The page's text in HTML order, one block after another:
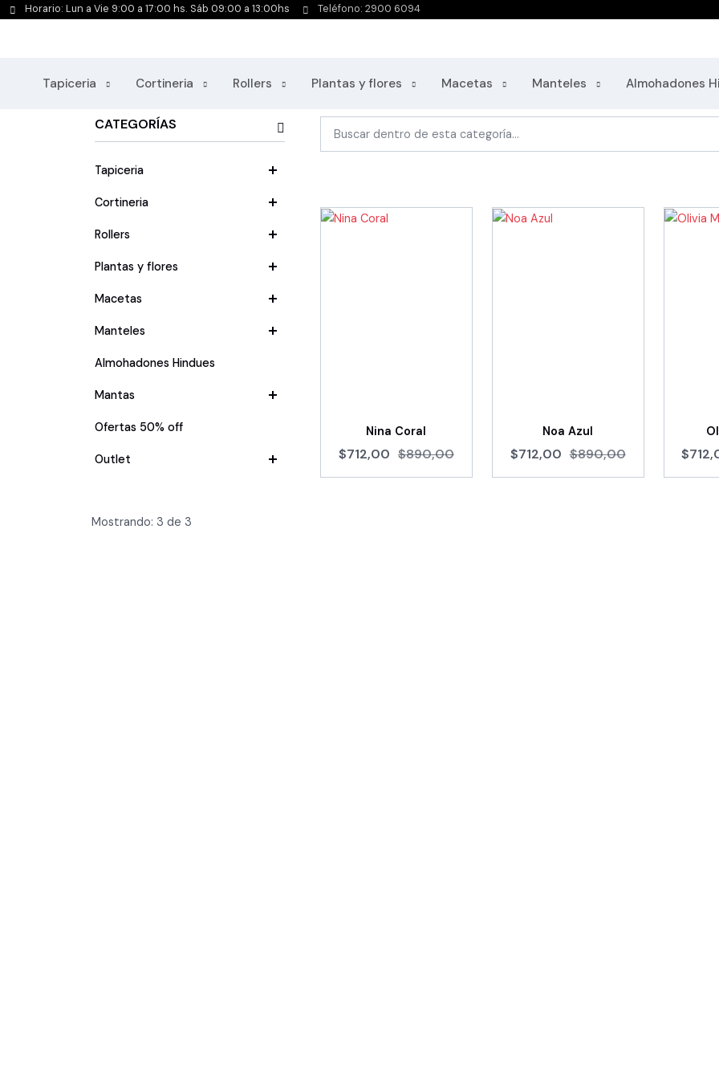
Horario: Lun a Vie 9:00 a 17:00 hs. Sáb 09:00 a 13:00hs Teléfono: 2900 6094
Tapiceria Cortineria Rollers Plantas y flores Macetas Manteles Almohadones
CATEGORÍAS
Tapiceria
Cortineria
Rollers
Plantas y flores
Macetas
Manteles
Almohadones Hindues
Mantas
Ofertas 50% off
Outlet
Nina Coral
$712,00 $890,00
Noa Azul
$712,00 $890,00
Mostrando: 3 de 3